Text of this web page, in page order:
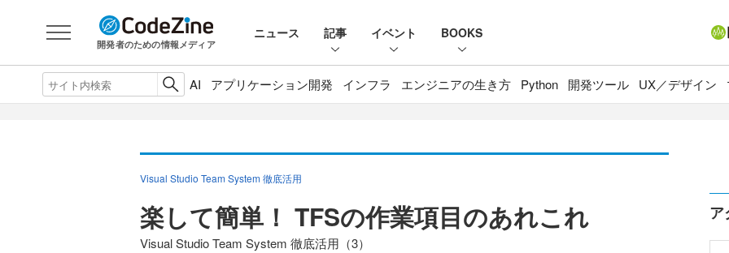
開発者のための情報メディア
ニュース 記事 イベント BOOKS
AI アプリケーション開発 インフラ エンジニアの生き方 Python 開発ツール UX／デザイン
Visual Studio Team System 徹底活用
楽して簡単！ TFSの作業項目のあれこれ
Visual Studio Team System 徹底活用（3）
ア